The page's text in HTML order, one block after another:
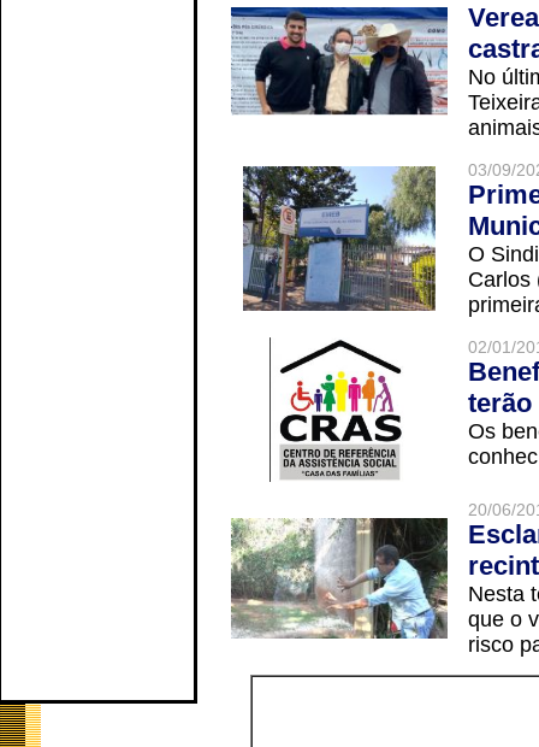
No
03/09/
O
Carlos
02/01/
terão
Os
20/06/
Nesta
que o
risco